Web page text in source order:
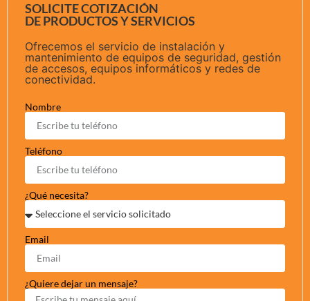
SOLICITE COTIZACIÓN
DE PRODUCTOS Y SERVICIOS
Ofrecemos el servicio de instalación y
mantenimiento de equipos de seguridad, gestión
de accesos, equipos informáticos y redes de
conectividad.
Nombre
Teléfono
¿Qué necesita?
Email
¿Quiere dejar un mensaje?